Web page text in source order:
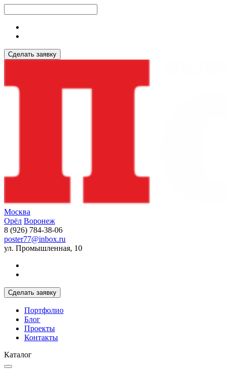
Сделать заявку
Москва
Орёл Воронеж
8 (926) 784-38-06
poster77@inbox.ru
ул. Промышленная, 10
Сделать заявку
Портфолио
Блог
Проекты
Контакты
Каталог